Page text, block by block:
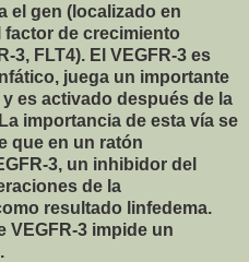
el gen (localizado en
factor de crecimiento
3, FLT4). El VEGFR-3 es
juega un importante
es activado después de la
importancia de esta vía se
que en un ratón
3, un inhibidor del
de la
resultado linfedema.
VEGFR-3 impide un